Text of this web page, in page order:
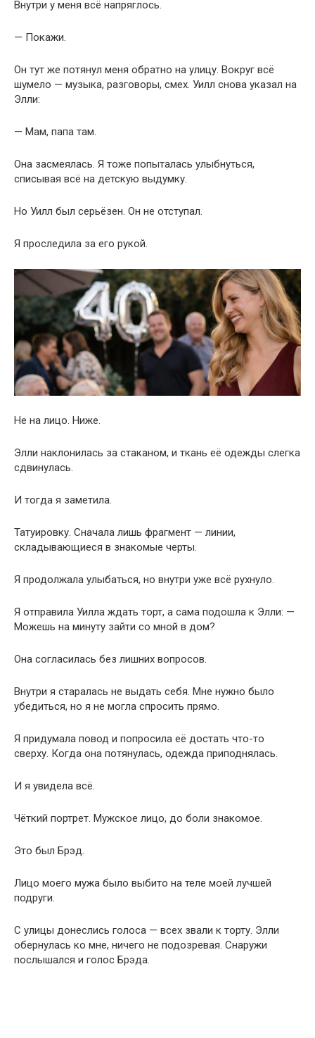
Внутри у меня всё напряглось.
— Покажи.
Он тут же потянул меня обратно на улицу. Вокруг всё
шумело — музыка, разговоры, смех. Уилл снова указал на
Элли:
— Мам, папа там.
Она засмеялась. Я тоже попыталась улыбнуться,
списывая всё на детскую выдумку.
Но Уилл был серьёзен. Он не отступал.
Я проследила за его рукой.
Не на лицо. Ниже.
Элли наклонилась за стаканом, и ткань её одежды слегка
сдвинулась.
И тогда я заметила.
Татуировку. Сначала лишь фрагмент — линии,
складывающиеся в знакомые черты.
Я продолжала улыбаться, но внутри уже всё рухнуло.
Я отправила Уилла ждать торт, а сама подошла к Элли: —
Можешь на минуту зайти со мной в дом?
Она согласилась без лишних вопросов.
Внутри я старалась не выдать себя. Мне нужно было
убедиться, но я не могла спросить прямо.
Я придумала повод и попросила её достать что-то
сверху. Когда она потянулась, одежда приподнялась.
И я увидела всё.
Чёткий портрет. Мужское лицо, до боли знакомое.
Это был Брэд.
Лицо моего мужа было выбито на теле моей лучшей
подруги.
С улицы донеслись голоса — всех звали к торту. Элли
обернулась ко мне, ничего не подозревая. Снаружи
послышался и голос Брэда.